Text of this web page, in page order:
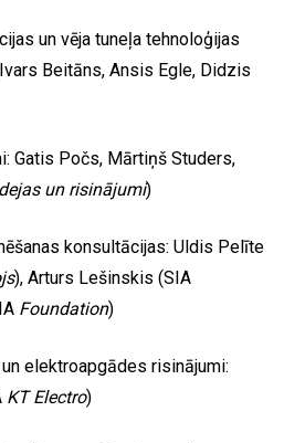
un vēja tuneļa tehnoloģijas
Beitāns, Ansis Egle, Didzis
Gatis Počs, Mārtiņš Studers,
un risinājumi)
konsultācijas: Uldis Pelīte
), Arturs Lešinskis (SIA
Foundation)
elektroapgādes risinājumi:
KT Electro)